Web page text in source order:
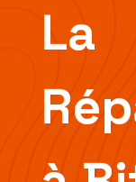
La